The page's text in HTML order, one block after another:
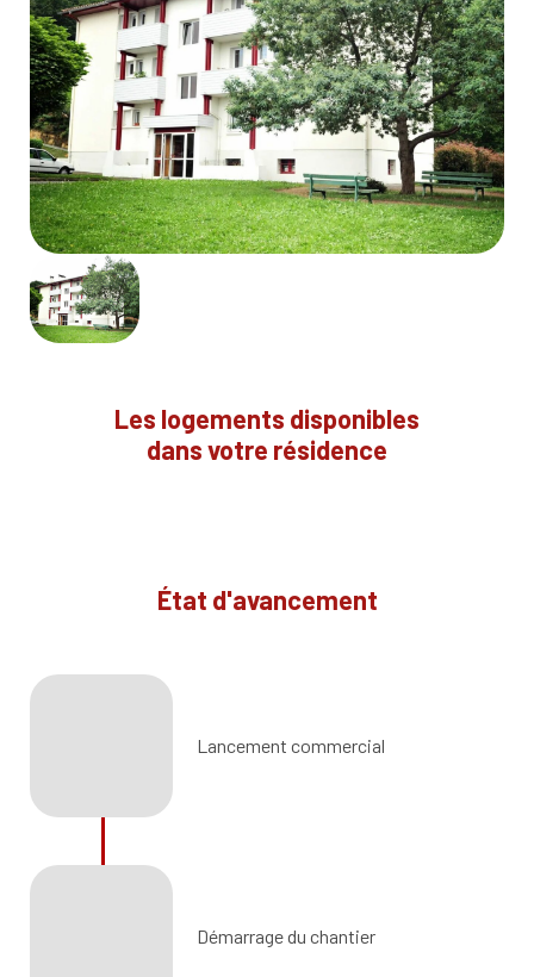
Les logements disponibles
dans votre résidence
État d'avancement
Lancement commercial
Démarrage du chantier